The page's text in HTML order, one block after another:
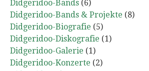
Didgeridoo-Bands (6)
Didgeridoo-Bands & Projekte (8)
Didgeridoo-Biografie (5)
Didgeridoo-Diskografie (1)
Didgeridoo-Galerie (1)
Didgeridoo-Konzerte (2)